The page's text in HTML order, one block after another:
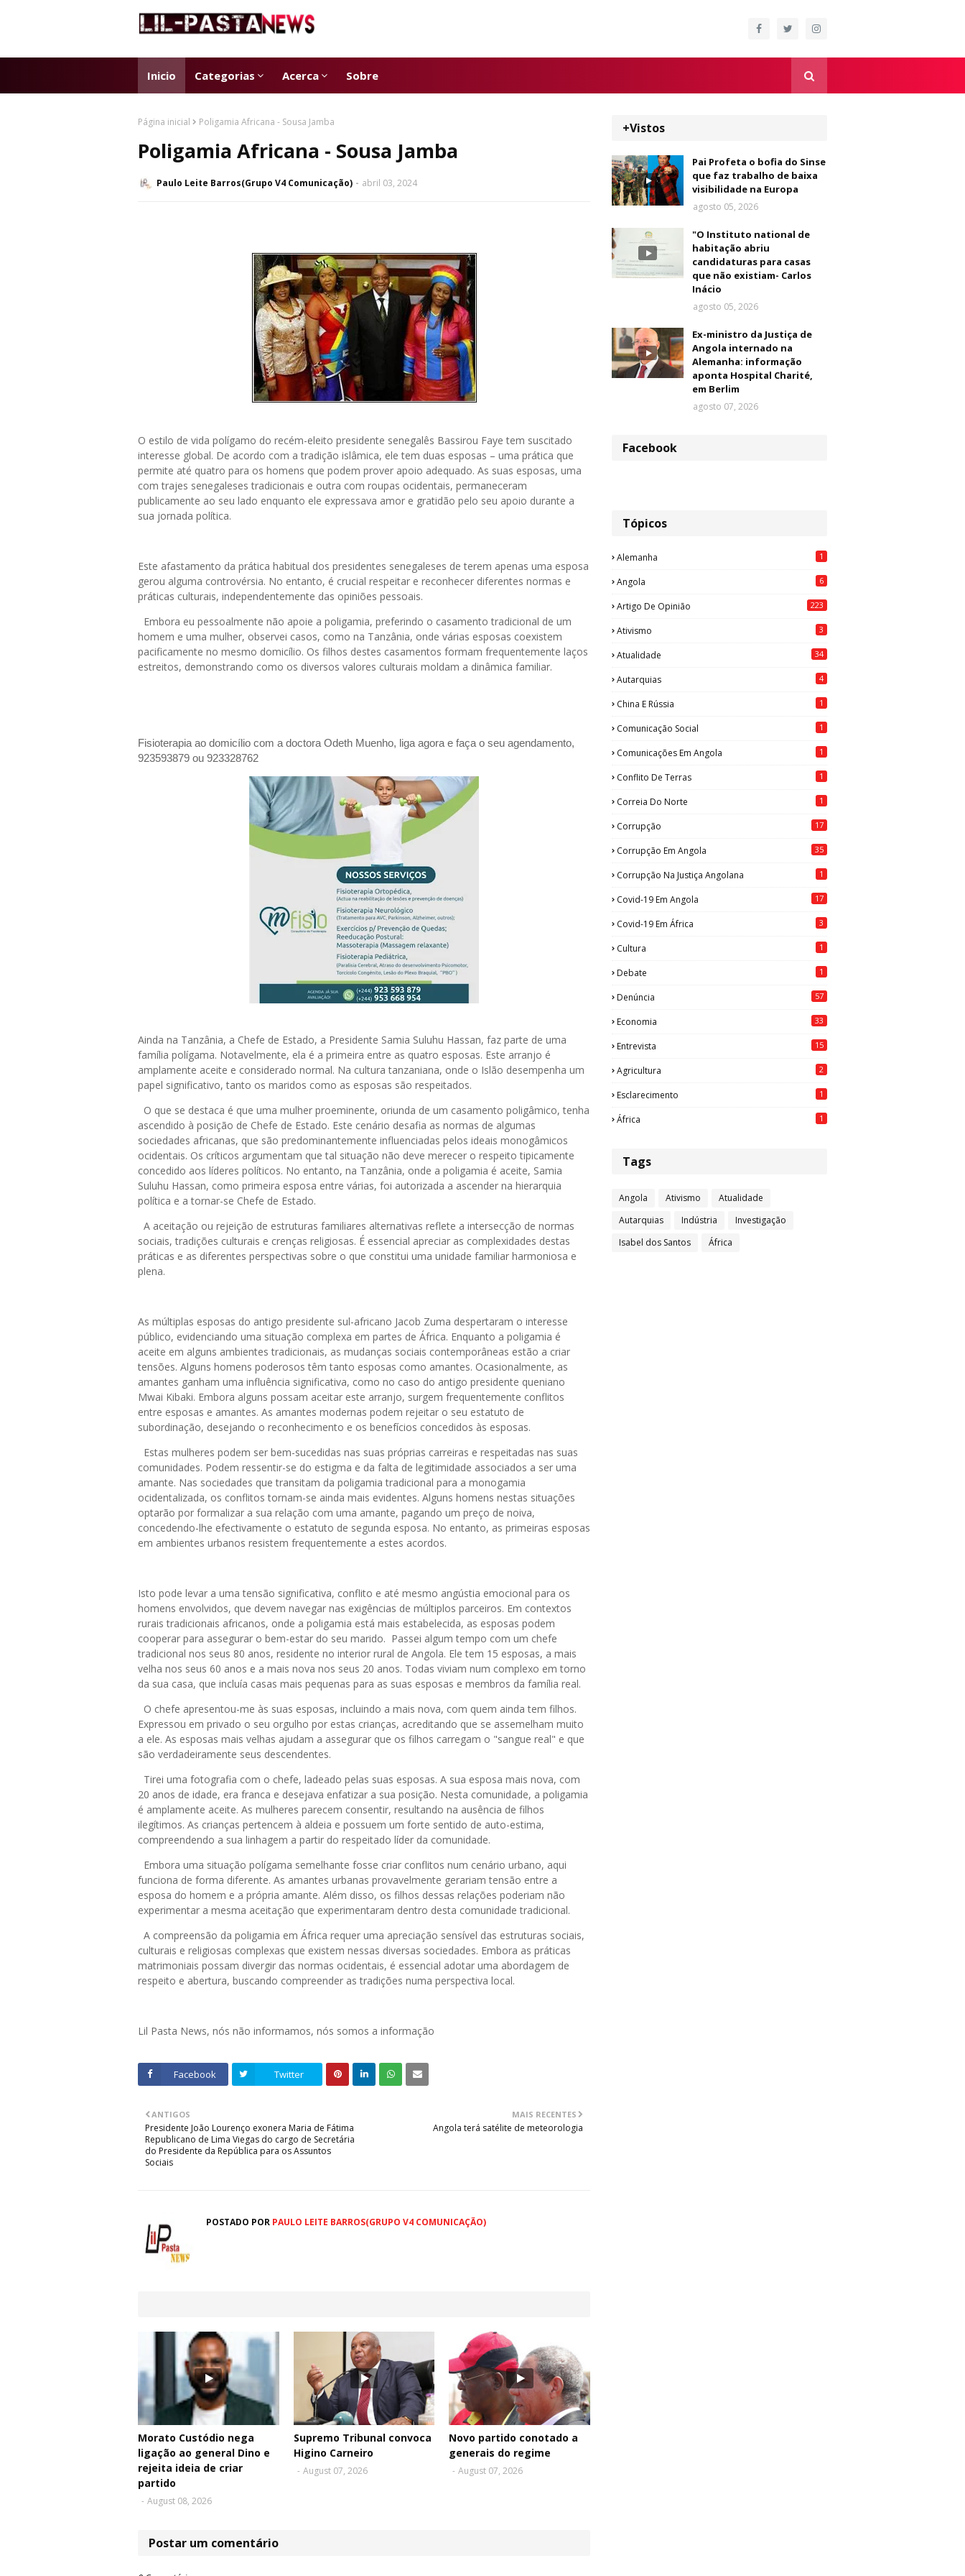
Inicio Categorias Acerca Sobre
Página inicial Poligamia Africana - Sousa Jamba
Poligamia Africana - Sousa Jamba
Paulo Leite Barros(Grupo V4 Comunicação) abril 03, 2024
O estilo de vida polígamo do recém-eleito presidente senegalês Bassirou Faye tem suscitado
interesse global. De acordo com a tradição islâmica, ele tem duas esposas – uma prática que
permite até quatro para os homens que podem prover apoio adequado. As suas esposas, uma
com trajes senegaleses tradicionais e outra com roupas ocidentais, permaneceram
publicamente ao seu lado enquanto ele expressava amor e gratidão pelo seu apoio durante a
sua jornada política.
Este afastamento da prática habitual dos presidentes senegaleses de terem apenas uma esposa
gerou alguma controvérsia. No entanto, é crucial respeitar e reconhecer diferentes normas e
práticas culturais, independentemente das opiniões pessoais.
Embora eu pessoalmente não apoie a poligamia, preferindo o casamento tradicional de um
homem e uma mulher, observei casos, como na Tanzânia, onde várias esposas coexistem
pacificamente no mesmo domicílio. Os filhos destes casamentos formam frequentemente laços
estreitos, demonstrando como os diversos valores culturais moldam a dinâmica familiar.
Fisioterapia ao domicílio com a doctora Odeth Muenho, liga agora e faça o seu agendamento,
923593879 ou 923328762
Ainda na Tanzânia, a Chefe de Estado, a Presidente Samia Suluhu Hassan, faz parte de uma
família polígama. Notavelmente, ela é a primeira entre as quatro esposas. Este arranjo é
amplamente aceite e considerado normal. Na cultura tanzaniana, onde o Islão desempenha um
papel significativo, tanto os maridos como as esposas são respeitados.
O que se destaca é que uma mulher proeminente, oriunda de um casamento poligâmico, tenha
ascendido à posição de Chefe de Estado. Este cenário desafia as normas de algumas
sociedades africanas, que são predominantemente influenciadas pelos ideais monogâmicos
ocidentais. Os críticos argumentam que tal situação não deve merecer o respeito tipicamente
concedido aos líderes políticos. No entanto, na Tanzânia, onde a poligamia é aceite, Samia
Suluhu Hassan, como primeira esposa entre várias, foi autorizada a ascender na hierarquia
política e a tornar-se Chefe de Estado.
A aceitação ou rejeição de estruturas familiares alternativas reflete a intersecção de normas
sociais, tradições culturais e crenças religiosas. É essencial apreciar as complexidades destas
práticas e as diferentes perspectivas sobre o que constitui uma unidade familiar harmoniosa e
plena.
As múltiplas esposas do antigo presidente sul-africano Jacob Zuma despertaram o interesse
público, evidenciando uma situação complexa em partes de África. Enquanto a poligamia é
aceite em alguns ambientes tradicionais, as mudanças sociais contemporâneas estão a criar
tensões. Alguns homens poderosos têm tanto esposas como amantes. Ocasionalmente, as
amantes ganham uma influência significativa, como no caso do antigo presidente queniano
Mwai Kibaki. Embora alguns possam aceitar este arranjo, surgem frequentemente conflitos
entre esposas e amantes. As amantes modernas podem rejeitar o seu estatuto de
subordinação, desejando o reconhecimento e os benefícios concedidos às esposas.
Estas mulheres podem ser bem-sucedidas nas suas próprias carreiras e respeitadas nas suas
comunidades. Podem ressentir-se do estigma e da falta de legitimidade associados a ser uma
amante. Nas sociedades que transitam da poligamia tradicional para a monogamia
ocidentalizada, os conflitos tornam-se ainda mais evidentes. Alguns homens nestas situações
optarão por formalizar a sua relação com uma amante, pagando um preço de noiva,
concedendo-lhe efectivamente o estatuto de segunda esposa. No entanto, as primeiras esposas
em ambientes urbanos resistem frequentemente a estes acordos.
Isto pode levar a uma tensão significativa, conflito e até mesmo angústia emocional para os
homens envolvidos, que devem navegar nas exigências de múltiplos parceiros. Em contextos
rurais tradicionais africanos, onde a poligamia está mais estabelecida, as esposas podem
cooperar para assegurar o bem-estar do seu marido. Passei algum tempo com um chefe
tradicional nos seus 80 anos, residente no interior rural de Angola. Ele tem 15 esposas, a mais
velha nos seus 60 anos e a mais nova nos seus 20 anos. Todas viviam num complexo em torno
da sua casa, que incluía casas mais pequenas para as suas esposas e membros da família real.
O chefe apresentou-me às suas esposas, incluindo a mais nova, com quem ainda tem filhos.
Expressou em privado o seu orgulho por estas crianças, acreditando que se assemelham muito
a ele. As esposas mais velhas ajudam a assegurar que os filhos carregam o "sangue real" e que
são verdadeiramente seus descendentes.
Tirei uma fotografia com o chefe, ladeado pelas suas esposas. A sua esposa mais nova, com
20 anos de idade, era franca e desejava enfatizar a sua posição. Nesta comunidade, a poligamia
é amplamente aceite. As mulheres parecem consentir, resultando na ausência de filhos
ilegítimos. As crianças pertencem à aldeia e possuem um forte sentido de auto-estima,
compreendendo a sua linhagem a partir do respeitado líder da comunidade.
Embora uma situação polígama semelhante fosse criar conflitos num cenário urbano, aqui
funciona de forma diferente. As amantes urbanas provavelmente gerariam tensão entre a
esposa do homem e a própria amante. Além disso, os filhos dessas relações poderiam não
experimentar a mesma aceitação que experimentaram dentro desta comunidade tradicional.
A compreensão da poligamia em África requer uma apreciação sensível das estruturas sociais,
culturais e religiosas complexas que existem nessas diversas sociedades. Embora as práticas
matrimoniais possam divergir das normas ocidentais, é essencial adotar uma abordagem de
respeito e abertura, buscando compreender as tradições numa perspectiva local.
Lil Pasta News, nós não informamos, nós somos a informação
Facebook Twitter
MAIS RECENTES
Angola terá satélite de meteorologia
ANTIGOS
Presidente João Lourenço exonera Maria de Fátima
Republicano de Lima Viegas do cargo de Secretária
do Presidente da República para os Assuntos
Sociais
POSTADO POR PAULO LEITE BARROS(GRUPO V4 COMUNICAÇÃO)
Morato Custódio nega
ligação ao general Dino e
rejeita ideia de criar
partido
- August 08, 2026
Supremo Tribunal convoca
Higino Carneiro
- August 07, 2026
Novo partido conotado a
generais do regime
- August 07, 2026
Postar um comentário
+Vistos
Pai Profeta o bofia do Sinse
que faz trabalho de baixa
visibilidade na Europa
agosto 05, 2026
"O Instituto national de
habitação abriu
candidaturas para casas
que não existiam- Carlos
Inácio
agosto 05, 2026
Ex-ministro da Justiça de
Angola internado na
Alemanha: informação
aponta Hospital Charité,
em Berlim
agosto 07, 2026
Facebook
Tópicos
Alemanha 1
Angola 6
Artigo De Opinião 223
Ativismo 3
Atualidade 34
Autarquias 4
China E Rússia 1
Comunicação Social 1
Comunicações Em Angola 1
Conflito De Terras 1
Correia Do Norte 1
Corrupção 17
Corrupção Em Angola 35
Corrupção Na Justiça Angolana 1
Covid-19 Em Angola 17
Covid-19 Em África 3
Cultura 1
Debate 1
Denúncia 57
Economia 33
Entrevista 15
Agricultura 2
Esclarecimento 1
África 1
Tags
Angola Ativismo
Atualidade
Autarquias
Indústria
Investigação
Isabel dos Santos
África